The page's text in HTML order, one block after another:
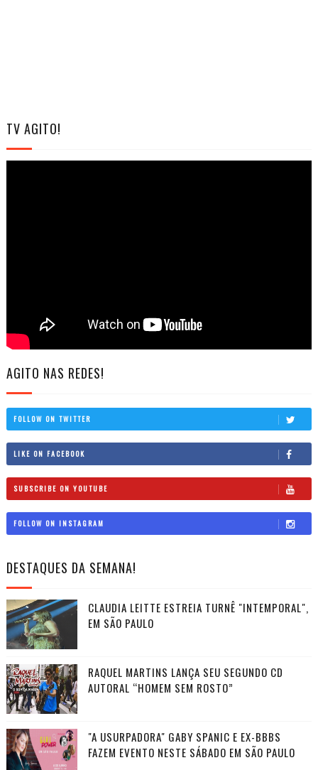
TV AGITO!
AGITO NAS REDES!
FOLLOW ON TWITTER
LIKE ON FACEBOOK
SUBSCRIBE ON YOUTUBE
FOLLOW ON INSTAGRAM
DESTAQUES DA SEMANA!
CLAUDIA LEITTE ESTREIA TURNÊ "INTEMPORAL",
EM SÃO PAULO
RAQUEL MARTINS LANÇA SEU SEGUNDO CD
AUTORAL “HOMEM SEM ROSTO”
"A USURPADORA" GABY SPANIC E EX-BBBS
FAZEM EVENTO NESTE SÁBADO EM SÃO PAULO